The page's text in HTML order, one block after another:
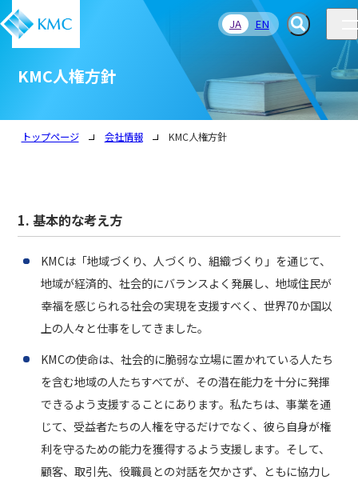
JA EN
KMC人権方針
トップページ 会社情報 KMC人権方針
1. 基本的な考え方
KMCは「地域づくり、人づくり、組織づくり」を通じて、
地域が経済的、社会的にバランスよく発展し、地域住民が
幸福を感じられる社会の実現を支援すべく、世界70か国以
上の人々と仕事をしてきました。
KMCの使命は、社会的に脆弱な立場に置かれている人たち
を含む地域の人たちすべてが、その潜在能力を十分に発揮
できるよう支援することにあります。私たちは、事業を通
じて、受益者たちの人権を守るだけでなく、彼ら自身が権
利を守るための能力を獲得するよう支援します。そして、
顧客、取引先、役職員との対話を欠かさず、ともに協力し